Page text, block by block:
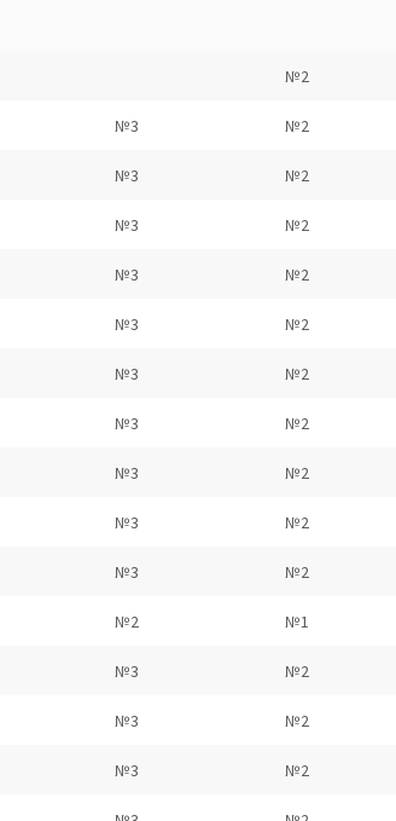
№2
№3 №2
№3 №2
№3 №2
№3 №2
№3 №2
№3 №2
№3 №2
№3 №2
№3 №2
№3 №2
№2 №1
№3 №2
№3 №2
№3 №2